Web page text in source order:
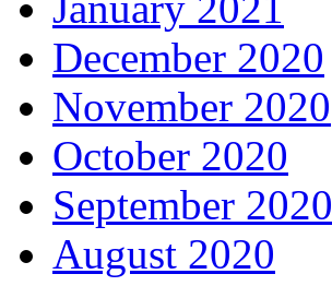
December 2020
November 2020
October 2020
September 2020
August 2020